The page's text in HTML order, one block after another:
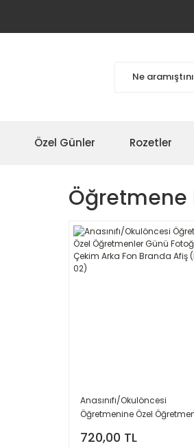
Özel Günler Rozetler
Öğretmene
Anasınıfı/Okulöncesi
Öğretmenine Özel
Branda Afiş (Model: 02)
720,00 TL